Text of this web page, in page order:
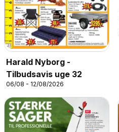
Harald Nyborg -
Tilbudsavis uge 32
06/08 - 12/08/2026